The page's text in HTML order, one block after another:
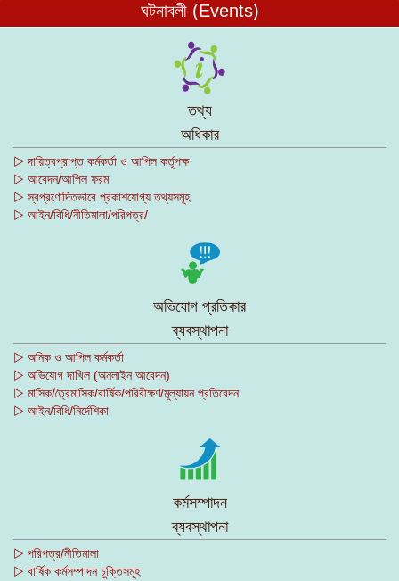
ঘটনাবলী (Events)
তথ্য
অধিকার
▷ দায়িত্বপ্রাপ্ত কর্মকর্তা ও আপিল কর্তৃপক্ষ
▷ আবেদন/আপিল ফরম
▷ স্বপ্রণোদিতভাবে প্রকাশযোগ্য তথ্যসমূহ
▷ আইন/বিধি/নীতিমালা/পরিপত্র/
অভিযোগ প্রতিকার
ব্যবস্থাপনা
▷ অনিক ও আপিল কর্মকর্তা
▷ অভিযোগ দাখিল (অনলাইন আবেদন)
▷ মাসিক/ত্রৈমাসিক/বার্ষিক/পরিবীক্ষণ/মূল্যায়ন প্রতিবেদন
▷ আইন/বিধি/নির্দেশিকা
কর্মসম্পাদন
ব্যবস্থাপনা
▷ পরিপত্র/নীতিমালা
▷ বার্ষিক কর্মসম্পাদন চুক্তিসমূহ